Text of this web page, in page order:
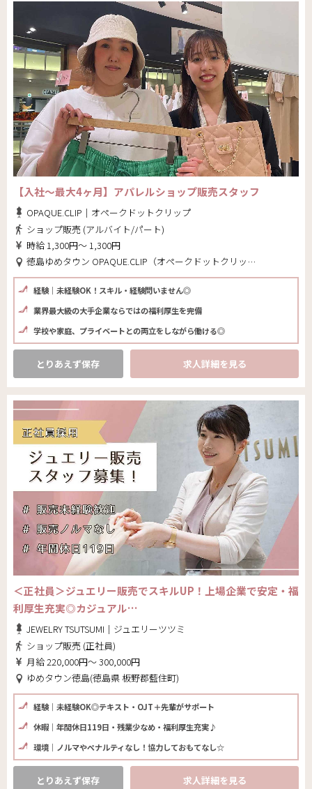
【入社～最大4ヶ月】アパレルショップ販売スタッフ
OPAQUE.CLIP｜オペークドットクリップ
ショップ販売 (アルバイト/パート)
時給 1,300円～ 1,300円
徳島ゆめタウン OPAQUE.CLIP（オペークドットクリップ）(徳島県 板野郡藍住町)
経験｜未経験OK！スキル・経験問いません◎
業界最大級の大手企業ならではの福利厚生を完備
学校や家庭、プライベートとの両立をしながら働ける◎
とりあえず保存 求人詳細を見る
＜正社員＞ジュエリー販売でスキルUP！上場企業で安定・福
利厚生充実◎カジュアル…
JEWELRY TSUTSUMI｜ジュエリーツツミ
ショップ販売 (正社員)
月給 220,000円～ 300,000円
ゆめタウン徳島(徳島県 板野郡藍住町)
経験｜未経験OK◎テキスト・OJT＋先輩がサポート
休暇｜年間休日119日・残業少なめ・福利厚生充実♪
環境｜ノルマやペナルティなし！協力しておもてなし☆
とりあえず保存 求人詳細を見る